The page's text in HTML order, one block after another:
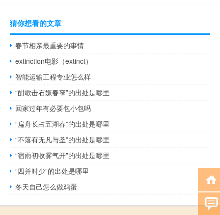
猜你想看的文章
春节相亲最重要的事情
extinction电影（extinct）
智能运输工程专业怎么样
“酣歌击石嫌春窄”的出处是哪里
回家过年有必要包小包吗
“扁舟长占五湖春”的出处是哪里
“不落有无凡与圣”的出处是哪里
“宿雨初收雾气开”的出处是哪里
“四并时少”的出处是哪里
冬天自己怎么做鸡蛋